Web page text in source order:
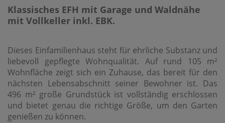
Klassisches EFH mit Garage und Waldnähe
mit Vollkeller inkl. EBK.
Dieses Einfamilienhaus steht für ehrliche Substanz und
liebevoll gepflegte Wohnqualität. Auf rund 105 m²
Wohnfläche zeigt sich ein Zuhause, das bereit für den
nächsten Lebensabschnitt seiner Bewohner ist. Das
496 m² große Grundstück ist vollständig erschlossen
und bietet genau die richtige Größe, um den Garten
genießen zu können.